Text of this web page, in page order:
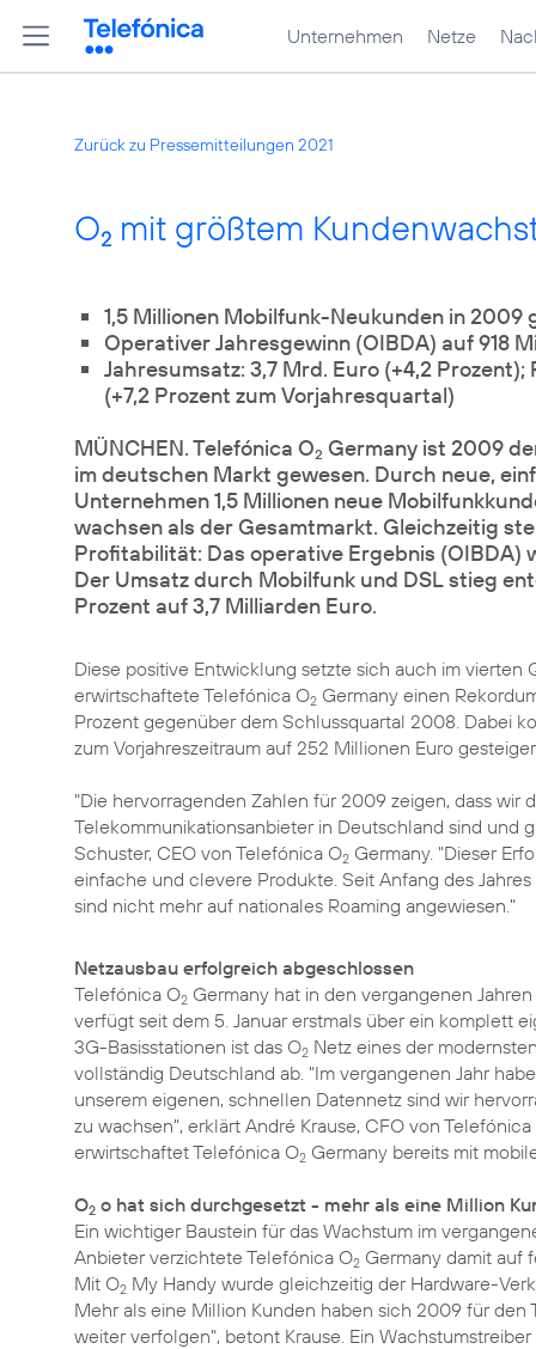
Unternehmen Netze
Zurück zu Pressemitteilungen 2021
O2 mit größtem
1,5 Millionen Mobilfunk-Neukunden in 2009
Operativer Jahresgewinn (OIBDA) auf 918
Jahresumsatz: 3,7 Mrd. Euro (+4,2
(+7,2 Prozent zum Vorjahresquartal)
MÜNCHEN. Telefónica O2 Germany ist 2009
im deutschen Markt gewesen. Durch neue,
Unternehmen 1,5 Millionen neue
wachsen als der Gesamtmarkt. Gleichzeitig
Profitabilität: Das operative Ergebnis (OIBDA)
Der Umsatz durch Mobilfunk und DSL stieg
Prozent auf 3,7 Milliarden Euro.
Diese positive Entwicklung setzte sich auch im
erwirtschaftete Telefónica O2 Germany einen
Prozent gegenüber dem Schlussquartal 2008. Dabei
zum Vorjahreszeitraum auf 252 Millionen Euro
"Die hervorragenden Zahlen für 2009 zeigen, dass wir
Telekommunikationsanbieter in Deutschland sind und
Schuster, CEO von Telefónica O2 Germany. "Dieser
einfache und clevere Produkte. Seit Anfang des
sind nicht mehr auf nationales Roaming angewiesen."
Netzausbau erfolgreich abgeschlossen
Telefónica O2 Germany hat in den vergangenen
verfügt seit dem 5. Januar erstmals über ein komplett
3G-Basisstationen ist das O2 Netz eines der
vollständig Deutschland ab. "Im vergangenen Jahr
unserem eigenen, schnellen Datennetz sind wir
zu wachsen", erklärt André Krause, CFO von Telefónica
erwirtschaftet Telefónica O2 Germany bereits mit
O2 o hat sich durchgesetzt - mehr als eine Million
Ein wichtiger Baustein für das Wachstum im
Anbieter verzichtete Telefónica O2 Germany damit auf
Mit O2 My Handy wurde gleichzeitig der Hardware-
Mehr als eine Million Kunden haben sich 2009 für
weiter verfolgen", betont Krause. Ein